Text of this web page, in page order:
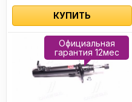
КУПИТЬ
Официальная
гарантия 12мес